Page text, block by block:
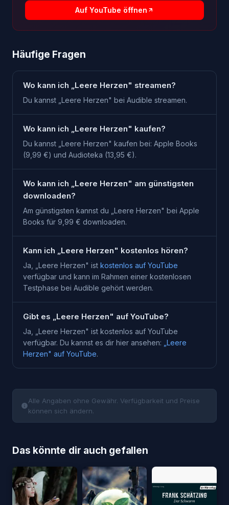
Auf YouTube öffnen
Häufige Fragen
Wo kann ich „Leere Herzen" streamen?
Du kannst „Leere Herzen" bei Audible streamen.
Wo kann ich „Leere Herzen" kaufen?
Du kannst „Leere Herzen" kaufen bei: Apple Books
(9,99 €) und Audioteka (13,95 €).
Wo kann ich „Leere Herzen" am günstigsten
downloaden?
Am günstigsten kannst du „Leere Herzen" bei Apple
Books für 9,99 € downloaden.
Kann ich „Leere Herzen" kostenlos hören?
Ja, „ Leere Herzen" ist kostenlos auf YouTube
verfügbar und kann im Rahmen einer kostenlosen
Testphase bei Audible gehört werden.
Gibt es „Leere Herzen" auf YouTube?
Ja, „ Leere Herzen" ist kostenlos auf YouTube
verfügbar. Du kannst es dir hier ansehen:
Leere
Herzen" auf YouTube.
Alle Angaben ohne Gewähr. Verfügbarkeit und Preise
können sich ändern.
Das könnte dir auch gefallen